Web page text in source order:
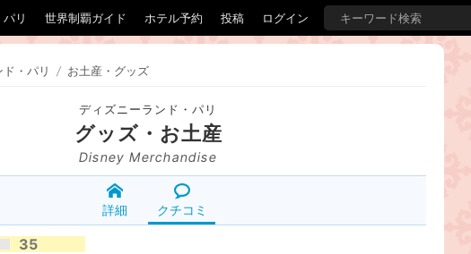
リ 世界制覇ガイド ホテル予約 投稿 ログイン
・パリ / お土産・グッズ
ディズニーランド・パリ
グッズ・お土産
Disney Merchandise
詳細 クチコミ
35